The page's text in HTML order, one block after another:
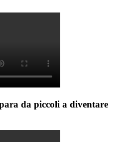
da piccoli a diventare